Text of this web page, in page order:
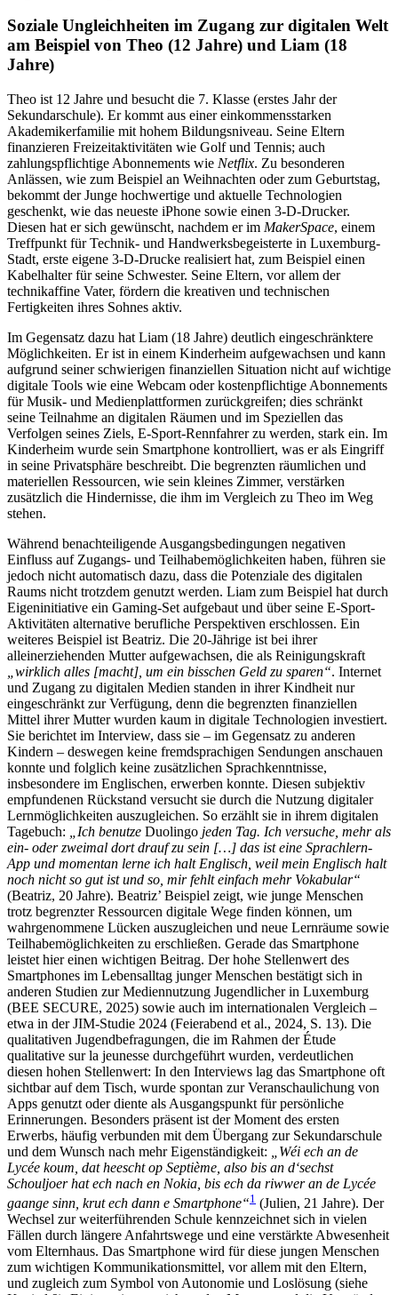
Soziale Ungleichheiten im Zugang zur digitalen Welt
am Beispiel von Theo (12 Jahre) und Liam (18
Jahre)
Theo ist 12 Jahre und besucht die 7. Klasse (erstes Jahr der
Sekundarschule). Er kommt aus einer einkommensstarken
Akademikerfamilie mit hohem Bildungsniveau. Seine Eltern
finanzieren Freizeitaktivitäten wie Golf und Tennis; auch
zahlungspflichtige Abonnements wie Netflix. Zu besonderen
Anlässen, wie zum Beispiel an Weihnachten oder zum Geburtstag,
bekommt der Junge hochwertige und aktuelle Technologien
geschenkt, wie das neueste iPhone sowie einen 3-D-Drucker.
Diesen hat er sich gewünscht, nachdem er im MakerSpace, einem
Treffpunkt für Technik- und Handwerksbegeisterte in Luxemburg-
Stadt, erste eigene 3-D-Drucke realisiert hat, zum Beispiel einen
Kabelhalter für seine Schwester. Seine Eltern, vor allem der
technikaffine Vater, fördern die kreativen und technischen
Fertigkeiten ihres Sohnes aktiv.
Im Gegensatz dazu hat Liam (18 Jahre) deutlich eingeschränktere
Möglichkeiten. Er ist in einem Kinderheim aufgewachsen und kann
aufgrund seiner schwierigen finanziellen Situation nicht auf wichtige
digitale Tools wie eine Webcam oder kostenpflichtige Abonnements
für Musik- und Medienplattformen zurückgreifen; dies schränkt
seine Teilnahme an digitalen Räumen und im Speziellen das
Verfolgen seines Ziels, E-Sport-Rennfahrer zu werden, stark ein. Im
Kinderheim wurde sein Smartphone kontrolliert, was er als Eingriff
in seine Privatsphäre beschreibt. Die begrenzten räumlichen und
materiellen Ressourcen, wie sein kleines Zimmer, verstärken
zusätzlich die Hindernisse, die ihm im Vergleich zu Theo im Weg
stehen.
Während benachteiligende Ausgangsbedingungen negativen
Einfluss auf Zugangs- und Teilhabemöglichkeiten haben, führen sie
jedoch nicht automatisch dazu, dass die Potenziale des digitalen
Raums nicht trotzdem genutzt werden. Liam zum Beispiel hat durch
Eigeninitiative ein Gaming-Set aufgebaut und über seine E-Sport-
Aktivitäten alternative berufliche Perspektiven erschlossen. Ein
weiteres Beispiel ist Beatriz. Die 20-Jährige ist bei ihrer
alleinerziehenden Mutter aufgewachsen, die als Reinigungskraft
„wirklich alles [macht], um ein bisschen Geld zu sparen“. Internet
und Zugang zu digitalen Medien standen in ihrer Kindheit nur
eingeschränkt zur Verfügung, denn die begrenzten finanziellen
Mittel ihrer Mutter wurden kaum in digitale Technologien investiert.
Sie berichtet im Interview, dass sie – im Gegensatz zu anderen
Kindern – deswegen keine fremdsprachigen Sendungen anschauen
konnte und folglich keine zusätzlichen Sprachkenntnisse,
insbesondere im Englischen, erwerben konnte. Diesen subjektiv
empfundenen Rückstand versucht sie durch die Nutzung digitaler
Lernmöglichkeiten auszugleichen. So erzählt sie in ihrem digitalen
Tagebuch:
„Ich benutze Duolingo jeden Tag. Ich versuche, mehr als
ein- oder zweimal dort drauf zu sein […] das ist eine Sprachlern-
App und momentan lerne ich halt Englisch, weil mein Englisch halt
noch nicht so gut ist und so, mir fehlt einfach mehr Vokabular“
(Beatriz, 20 Jahre). Beatriz’ Beispiel zeigt, wie junge Menschen
trotz begrenzter Ressourcen digitale Wege finden können, um
wahrgenommene Lücken auszugleichen und neue Lernräume sowie
Teilhabemöglichkeiten zu erschließen. Gerade das Smartphone
leistet hier einen wichtigen Beitrag. Der hohe Stellenwert des
Smartphones im Lebensalltag junger Menschen bestätigt sich in
anderen Studien zur Mediennutzung Jugendlicher in Luxemburg
(BEE SECURE, 2025) sowie auch im internationalen Vergleich –
etwa in der JIM-Studie 2024 (Feierabend et al., 2024, S. 13). Die
qualitativen Jugendbefragungen, die im Rahmen der Étude
qualitative sur la jeunesse durchgeführt wurden, verdeutlichen
diesen hohen Stellenwert: In den Interviews lag das Smartphone oft
sichtbar auf dem Tisch, wurde spontan zur Veranschaulichung von
Apps genutzt oder diente als Ausgangspunkt für persönliche
Erinnerungen. Besonders präsent ist der Moment des ersten
Erwerbs, häufig verbunden mit dem Übergang zur Sekundarschule
und dem Wunsch nach mehr Eigenständigkeit:
„Wéi ech an de
Lycée koum, dat heescht op Septième, also bis an d‘sechst
Schouljoer hat ech nach en Nokia, bis ech da riwwer an de Lycée
gaange sinn, krut ech dann e Smartphone“1 (Julien, 21 Jahre). Der
Wechsel zur weiterführenden Schule kennzeichnet sich in vielen
Fällen durch längere Anfahrtswege und eine verstärkte Abwesenheit
vom Elternhaus. Das Smartphone wird für diese jungen Menschen
zum wichtigen Kommunikationsmittel, vor allem mit den Eltern,
und zugleich zum Symbol von Autonomie und Loslösung (siehe